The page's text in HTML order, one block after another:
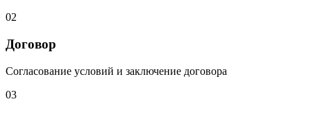
02
Договор
Согласование условий и заключение договора
03